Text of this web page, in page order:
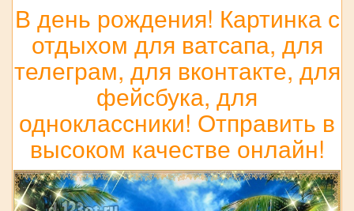
В день рождения! Картинка с
отдыхом для ватсапа, для
телеграм, для вконтакте, для
фейсбука, для
одноклассники! Отправить в
высоком качестве онлайн!